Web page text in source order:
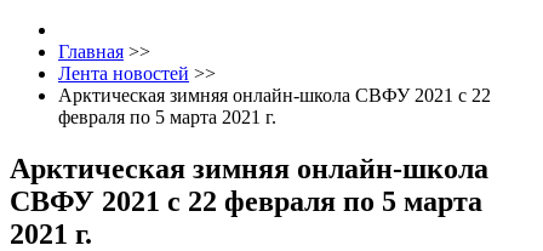
Главная >>
Лента новостей >>
Арктическая зимняя онлайн-школа СВФУ 2021 с 22
февраля по 5 марта 2021 г.
Арктическая зимняя онлайн-школа
СВФУ 2021 с 22 февраля по 5 марта
2021 г.